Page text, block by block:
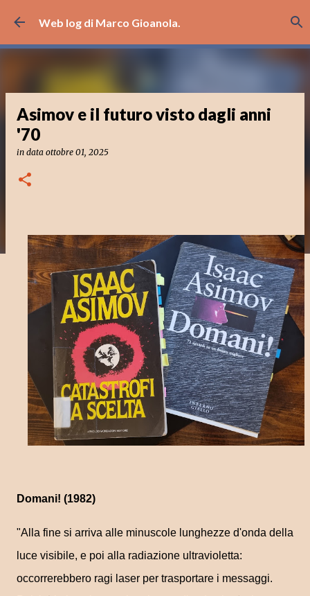
Passa ai contenuti principali
Web log di Marco Gioanola.
Asimov e il futuro visto dagli anni
'70
in data ottobre 01, 2025
Domani! (1982)
"Alla fine si arriva alle minuscole lunghezze d'onda della
luce visibile, e poi alla radiazione ultravioletta:
occorrerebbero ragi laser per trasportare i messaggi.